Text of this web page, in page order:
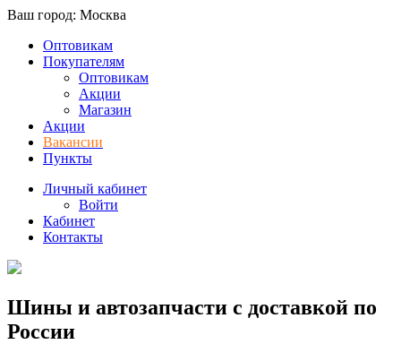
Ваш город: Москва
Оптовикам
Покупателям
Оптовикам
Акции
Магазин
Акции
Вакансии
Пункты
Личный кабинет
Войти
Кабинет
Контакты
Шины и автозапчасти с доставкой по
России